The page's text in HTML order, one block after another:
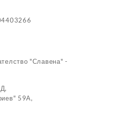
"Славена" -
59А,